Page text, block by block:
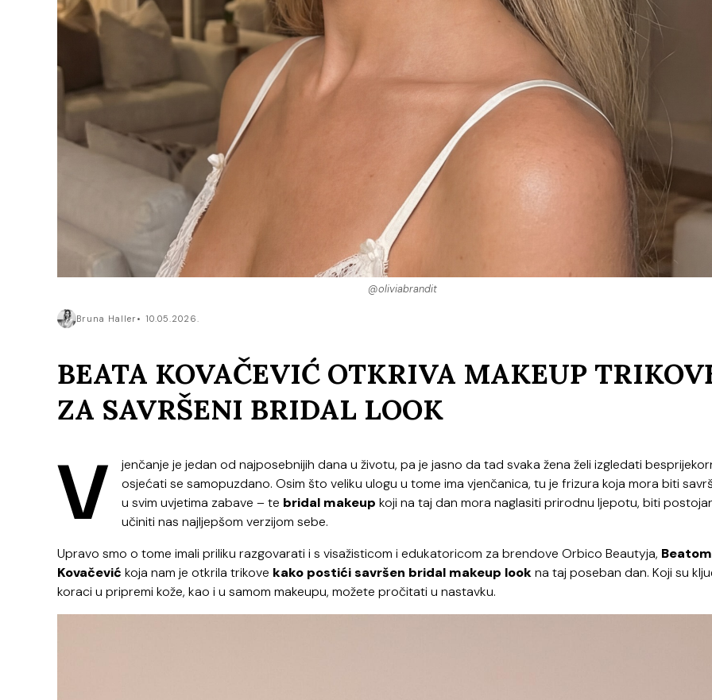
@oliviabrandit
Bruna Haller 10.05.2026.
BEATA KOVAČEVIĆ OTKRIVA MAKEUP
ZA SAVRŠENI BRIDAL LOOK
V
jenčanje je jedan od najposebnijih dana u životu, pa je jasno da tad svaka žena želi izgledati
osjećati se samopuzdano. Osim što veliku ulogu u tome ima vjenčanica, tu je frizura koja mora biti
u svim uvjetima zabave – te bridal makeup koji na taj dan mora naglasiti prirodnu ljepotu, biti
učiniti nas najljepšom verzijom sebe.
Upravo smo o tome imali priliku razgovarati i s visažisticom i edukatoricom za brendove Orbico Beautyja, Beatom
Kovačević koja nam je otkrila trikove kako postići savršen bridal makeup lookna taj poseban dan. Koji su
koraci u pripremi kože, kao i u samom makeupu, možete pročitati u nastavku.